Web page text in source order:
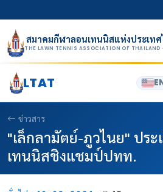
สมาคมกีฬาลอนเทนนิสแห่งประเท
THE LAWN TENNIS ASSOCIATION OF THAILAND
LTAT
ข่าวสาร
"เล็กลามัตย์-ภูวไนย" ปร
เทนนิสชิงแชมป์ปทท.